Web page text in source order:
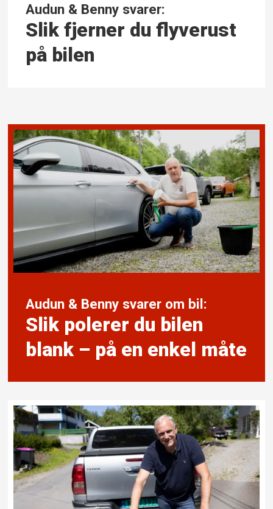
Audun & Benny svarer:
Slik fjerner du flyverust
på bilen
Audun & Benny svarer om bil:
Slik polerer du bilen
blank – på en enkel måte